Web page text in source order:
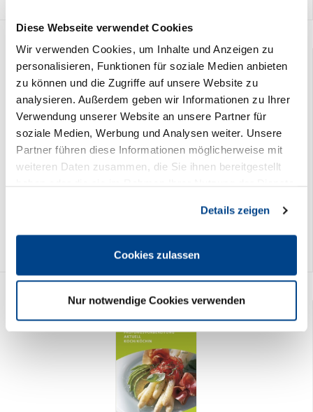
Diese Webseite verwendet Cookies
Wir verwenden Cookies, um Inhalte und Anzeigen zu
personalisieren, Funktionen für soziale Medien anbieten
zu können und die Zugriffe auf unsere Website zu
analysieren. Außerdem geben wir Informationen zu Ihrer
Verwendung unserer Website an unsere Partner für
soziale Medien, Werbung und Analysen weiter. Unsere
Partner führen diese Informationen möglicherweise mit
weiteren Daten zusammen, die Sie ihnen bereitgestellt
Cookies, wenn Sie unsere Webseite weiterhin nutzen.
Details zeigen
Cookies zulassen
Nur notwendige Cookies verwenden
Gastronomie - Grundstufe